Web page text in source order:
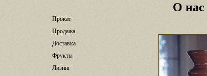
Прокат
Продажа
Доставка
Фрукты
Лизинг
О нас